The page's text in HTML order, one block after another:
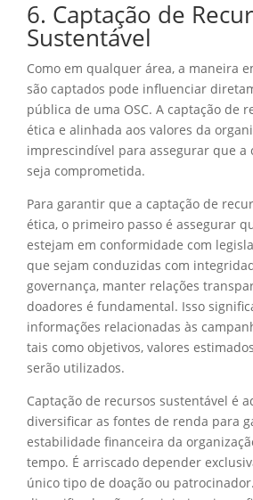
6. Captação de
Sustentável
Como em qualquer área, a maneira
são captados pode influenciar
pública de uma OSC. A captação de
ética e alinhada aos valores da
imprescindível para assegurar que
seja comprometida.
Para garantir que a captação de
ética, o primeiro passo é assegurar
estejam em conformidade com
que sejam conduzidas com
governança, manter relações
doadores é fundamental. Isso
informações relacionadas às
tais como objetivos, valores
serão utilizados.
Captação de recursos sustentável é
diversificar as fontes de renda para
estabilidade financeira da
tempo. É arriscado depender
único tipo de doação ou